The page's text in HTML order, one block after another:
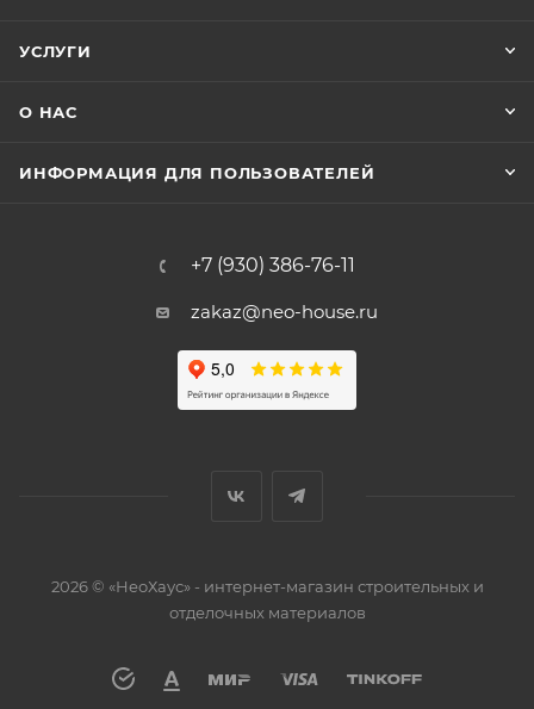
УСЛУГИ
О НАС
ИНФОРМАЦИЯ ДЛЯ ПОЛЬЗОВАТЕЛЕЙ
+7 (930) 386-76-11
zakaz@neo-house.ru
2026 © «НеоХаус» - интернет-магазин строительных и
отделочных материалов